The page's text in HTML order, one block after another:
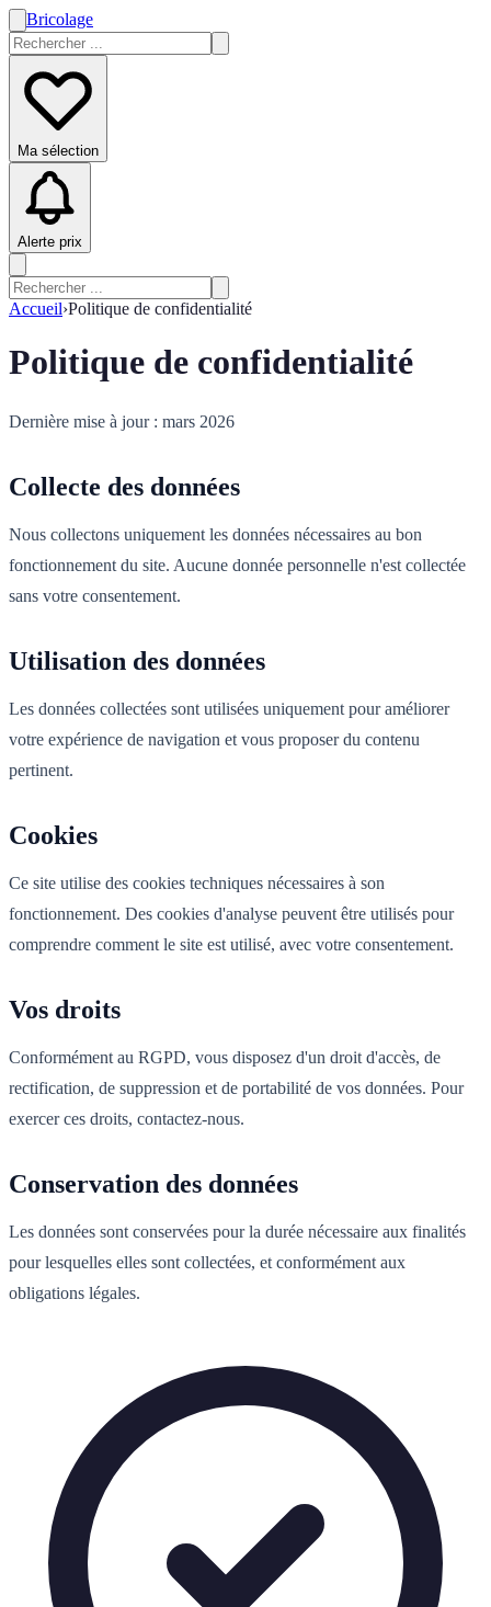
Bricolage
Ma sélection
Alerte prix
Accueil›Politique de confidentialité
Politique de confidentialité
Dernière mise à jour : mars 2026
Collecte des données
Nous collectons uniquement les données nécessaires au bon
fonctionnement du site. Aucune donnée personnelle n'est collectée
sans votre consentement.
Utilisation des données
Les données collectées sont utilisées uniquement pour améliorer
votre expérience de navigation et vous proposer du contenu
pertinent.
Cookies
Ce site utilise des cookies techniques nécessaires à son
fonctionnement. Des cookies d'analyse peuvent être utilisés pour
comprendre comment le site est utilisé, avec votre consentement.
Vos droits
Conformément au RGPD, vous disposez d'un droit d'accès, de
rectification, de suppression et de portabilité de vos données. Pour
exercer ces droits, contactez-nous.
Conservation des données
Les données sont conservées pour la durée nécessaire aux finalités
pour lesquelles elles sont collectées, et conformément aux
obligations légales.